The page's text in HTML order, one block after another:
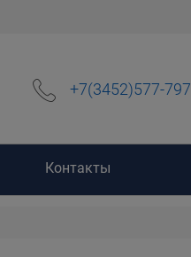
+7(3452)577-797
Контакты